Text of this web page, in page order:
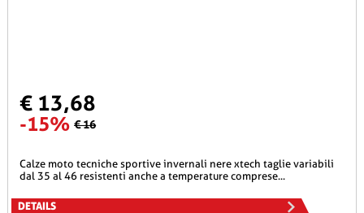
€ 13,68
-15% € 16
calze moto tecniche sportive invernali nere xtech taglie variabili
dal 35 al 46 resistenti anche a temperature comprese...
DETAILS